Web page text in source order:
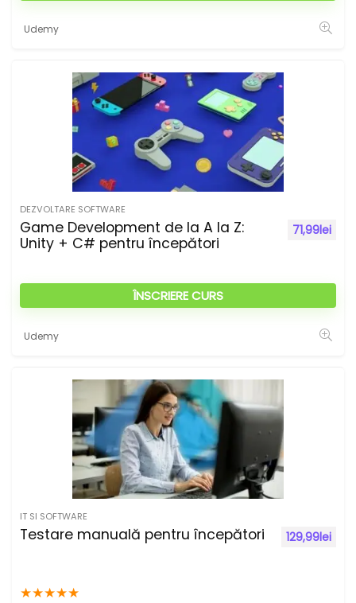
Udemy
DEZVOLTARE SOFTWARE
Game Development de la A la Z:
Unity + C# pentru începători
71,99lei
ÎNSCRIERE CURS
Udemy
IT SI SOFTWARE
Testare manuală pentru începători
★★★★★
129,99lei